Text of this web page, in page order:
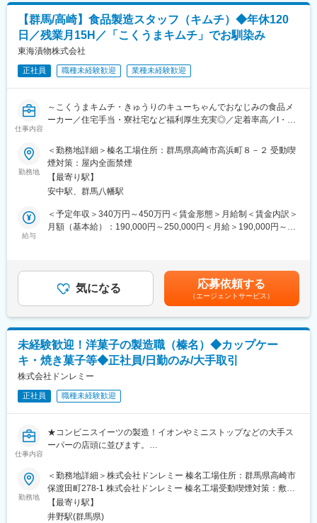
■当社の魅力：
創業94年、「おこし」製品から始まった当社。現在はパフ製造だ
けでなくグラノーラや栄養バー製品などの共同開発からOEM生
産、EC販売まで幅広く手掛けています。大手菓子・食品会社様と
の直接取引がメインで、業界では非常に認知されており常に引き
化、2023年にはチョコレート製品も生産可能な新工場を増設。時
代のニーズや将来を見据えた投資も積極的に行うことで、安定経
■当社について
商圏ニーズに合わせて多彩な形態の店舗を展開。衣食住を総合的
に扱うスーパーセンター、食品特化型のスーパーマーケットを主
力形態としながら、1都14県に133店舗出店しています。
米国のウォルマートをベンチマークしながら北関東を中心に成長
をしている小売業です。広い売り場は、アメリカを彷彿とさせる
ような圧倒的な品ぞろえで「より良いものをより安く」をモット
ーに生活者の日々の生活に潤いを与えることを主眼にビジネスを
行っております。小売業の中では、経常利益率も高く、デジタル
する社会インフラとして、なくてはならない唯一無二の会社に成
長していきます。また、現在のコロナ禍でも巣ごもり需要を取り
込み、成長が加速しています。
従業員に対してもPS（Profit Share：利益還元制度）を日本で2番
で仕事をすることを意識した制度などもございます。
た。
日本における小売りグループとしてもトップクラスの大手小売り
グループです。北海道から九州、沖縄まで、46都道府県にネット
ワークを拡大し、この日本中に張り巡らせた自社ネットワークを
活用し、全国のお客様に「より豊かな暮らし」を提供してまいり
ます。
【群馬/高崎】食品製造スタッフ（キムチ）◆年休120
日／残業月15H／「こくうまキムチ」でお馴染み
東海漬物株式会社
正社員 職種未経験歓迎 業種未経験歓迎
仕事内容
～こくうまキムチ・きゅうりのキューちゃんでおなじみの食品メ
ーカー／住宅手当・寮社宅など福利厚生充実◎／定着率高／I・U
■業務概要：
・「きゅうりのキューちゃん・こくうまキムチ」有名商品を手掛
けるメーカーの製造社員の増員募集です
・年間休日120日で充実した福利厚生！社員の働きやすさにも貢
・日報の作成や資材の発注
・製造工程指導（パートさんへの指示・指導をお願いします）
していただきます。その後、適性に応じて徐々に人員配置や資材
発注、在庫管理をお任せしていきます。
・生産計画全体を把握し、全体の工程管理ができるようになるま
で先輩社員の現場指導などでしっかりと育てていきます。
※ほとんどの方が未経験からスタートなので安心して働ける環境で
す
■商品について：
1962年に登場したロングセラー商品「きゅうりのキューちゃ
ん」。そして2004年に販売を開始した「こくうまキムチ」は現在
ー・コンビニへ行っても私たちが作った商品が並んでいて、お客
様が手に取る姿を見ることができます。
■当社について：
勤務地
＜勤務地詳細＞榛名工場住所：群馬県高崎市高浜町８－２ 受動喫
煙対策：屋内全面禁煙
【最寄り駅】
安中駅、群馬八幡駅
給与
＜予定年収＞340万円～450万円＜賃金形態＞月給制＜賃金内訳＞
月額（基本給）：190,000円～250,000円＜月給＞190,000円～
通じて上下する可能性があります。月給(月額)は固定手当を含めた
表記です。気になる 応募依頼する
（エージェントサービス）
未経験歓迎！洋菓子の製造職（榛名）◆カップケー
キ・焼き菓子等◆正社員/日勤のみ/大手取引
株式会社ドンレミー
正社員 職種未経験歓迎
仕事内容
★コンビニスイーツの製造！イオンやミニストップなどの大手ス
ーパーの店頭に並びます。
が多数在籍！正社員として安定した環境で働くことができます。
★安定性◎全国の流通企業(大手量販店・スーパー・コンビニ）の
99%にスイーツを販売しており、安定した経営基盤がある会社で
す。
勤務地
＜勤務地詳細＞株式会社ドンレミー 榛名工場住所：群馬県高崎市
保渡田町278-1 株式会社ドンレミー 榛名工場受動喫煙対策：敷地
内喫煙可能場所あり変更の範囲：会社の定める事業所
【最寄り駅】
井野駅(群馬県)